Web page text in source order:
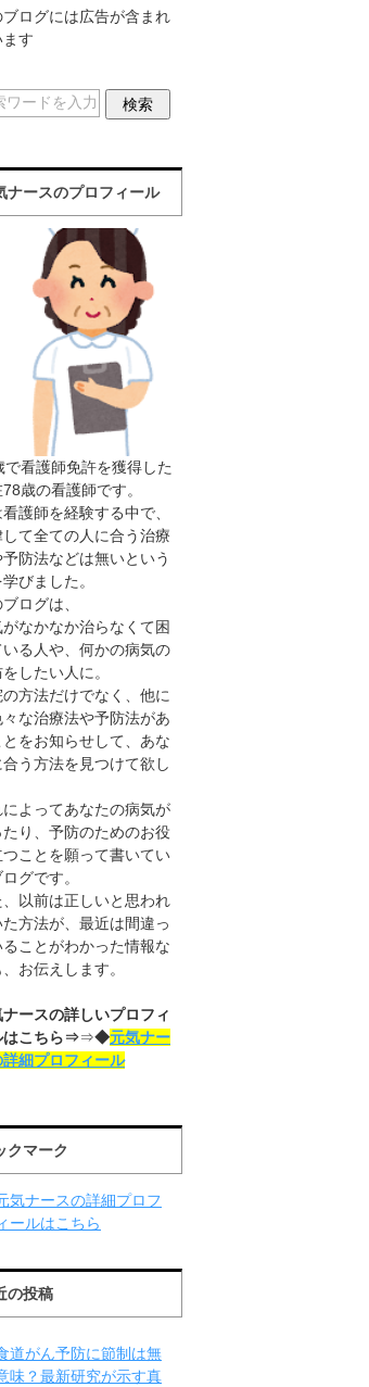
ブログには広告が含まれ
ます
ナースのプロフィール
で看護師免許を獲得した
歳の看護師です。
護師を経験する中で、
て全ての人に合う治療
防法などは無いという
びました。
ログは、
なかなか治らなくて困
いる人や、何かの病気の
したい人に。
方法だけでなく、他に
々な治療法や予防法があ
とをお知らせして、あな
合う方法を見つけて欲し
によってあなたの病気が
たり、予防のためのお役
つことを願って書いてい
グです。
、以前は正しいと思われ
た方法が、最近は間違っ
ることがわかった情報な
、お伝えします。
ナースの詳しいプロフィ
はこちら⇒⇒◆元気ナー
詳細プロフィール
クマーク
気ナースの詳細プロフ
ールはこちら
の投稿
道がん予防に節制は無
味？最新研究が示す真